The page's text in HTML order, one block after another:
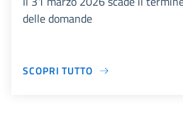
delle domande
SCOPRI TUTTO